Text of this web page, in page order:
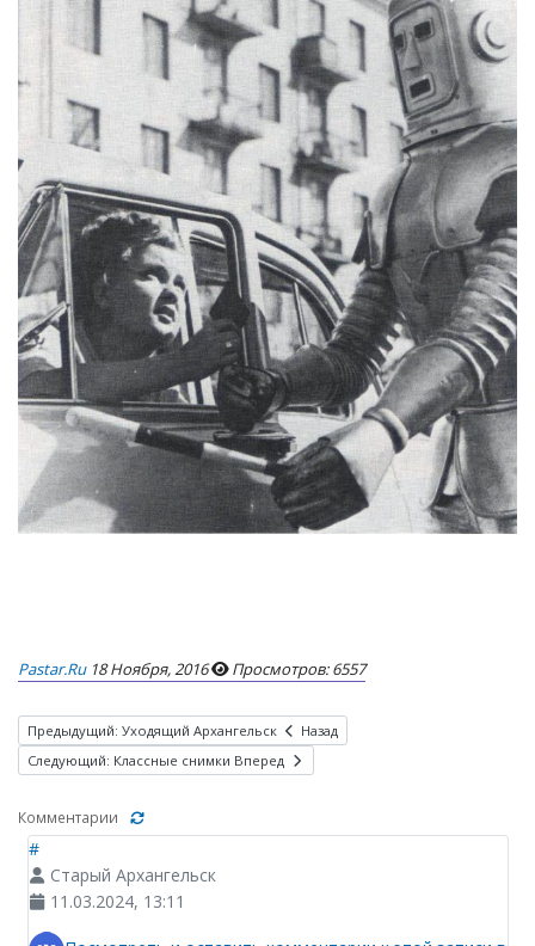
Pastar.ru 18 Ноября, 2016 Просмотров: 6557
Предыдущий: Уходящий Архангельск
Назад
Следующий: Классные снимки Вперед
Комментарии
#
Старый Архангельск
11.03.2024, 13:11